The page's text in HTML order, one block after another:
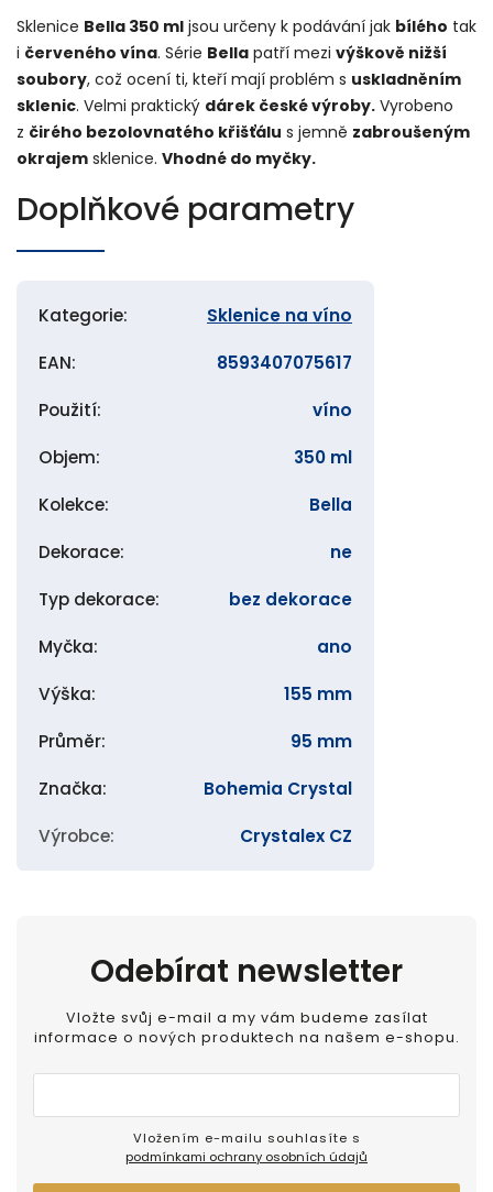
Sklenice Bella 350 ml jsou určeny k podávání jak bílého tak
i červeného vína. Série Bella patří mezi výškově nižší
soubory, což ocení ti, kteří mají problém s uskladněním
sklenic. Velmi praktický dárek české výroby. Vyrobeno
z čirého bezolovnatého křišťálu s jemně zabroušeným
okrajem sklenice. Vhodné do myčky.
Doplňkové parametry
Kategorie: Sklenice na víno
EAN: 8593407075617
Použití: víno
Objem: 350 ml
Kolekce: Bella
Dekorace: ne
Typ dekorace: bez dekorace
Myčka: ano
Výška: 155 mm
Průměr: 95 mm
Značka: Bohemia Crystal
Výrobce: Crystalex CZ
Odebírat newsletter
Vložte svůj e-mail a my vám budeme zasílat
informace o nových produktech na našem e-shopu.
podmínkami ochrany osobních údajů